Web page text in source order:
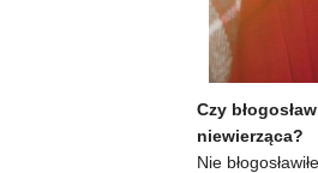
Czy
niewierząca?
Nie